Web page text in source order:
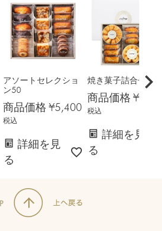
アソートセレクショ
ン50
商品価格 ¥5,400
税込
詳細を見
る
焼き菓子詰合せ6種
商品価格 ¥
税込
詳細を見
る